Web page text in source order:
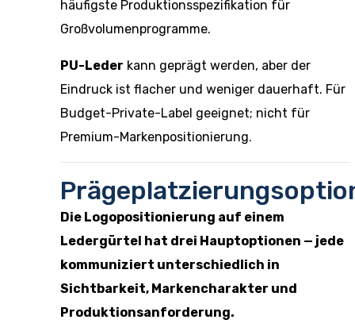
häufigste Produktionsspezifikation für
Großvolumenprogramme.
PU-Leder kann geprägt werden, aber der
Eindruck ist flacher und weniger dauerhaft. Für
Budget-Private-Label geeignet; nicht für
Premium-Markenpositionierung.
Die Logopositionierung auf einem
Ledergürtel hat drei Hauptoptionen — jede
kommuniziert unterschiedlich in
Sichtbarkeit, Markencharakter und
Produktionsanforderung.